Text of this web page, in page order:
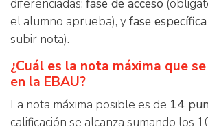
diferenciadas: fase de acceso
el alumno aprueba), yfase específica
subir nota).
¿Cuál es la nota máxima que
en la EBAU?
La nota máxima posible es de 14
calificación se alcanza sumando los